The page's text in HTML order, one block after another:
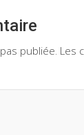
publiée. Les